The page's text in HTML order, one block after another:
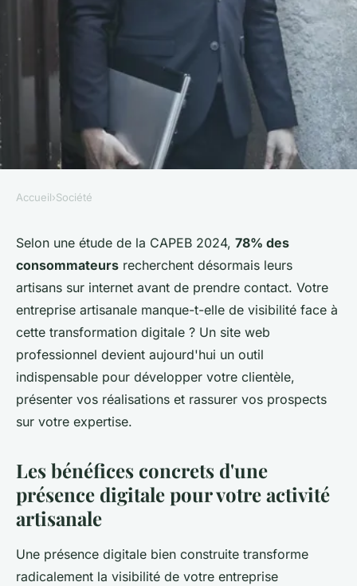
Site internet pour artisan :
optimisez votre présence
digitale
Liam• 22 novembre 2025•7 min de lecture
Accueil›Société
Selon une étude de la CAPEB 2024, 78% des
consommateurs recherchent désormais leurs
artisans sur internet avant de prendre contact. Votre
entreprise artisanale manque-t-elle de visibilité face à
cette transformation digitale ? Un site web
professionnel devient aujourd'hui un outil
indispensable pour développer votre clientèle,
présenter vos réalisations et rassurer vos prospects
sur votre expertise.
Les bénéfices concrets d'une
présence digitale pour votre activité
artisanale
Une présence digitale bien construite transforme
radicalement la visibilité de votre entreprise